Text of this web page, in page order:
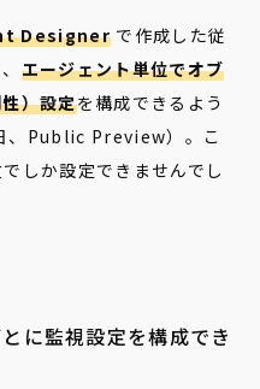
Designerで作成した従
エージェント単位でオブ
）設定を構成できるよう
、Public Preview）。こ
しか設定できませんでし
に監視設定を構成でき